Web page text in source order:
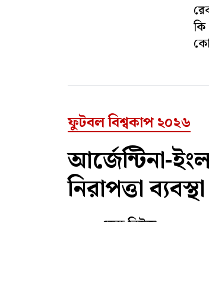
ফুটবল বিশ্বকাপ ২০২৬
আর্জেন্টিনা-
নিরাপত্তা ব্যবস্থা
ডেস্ক নিউজ